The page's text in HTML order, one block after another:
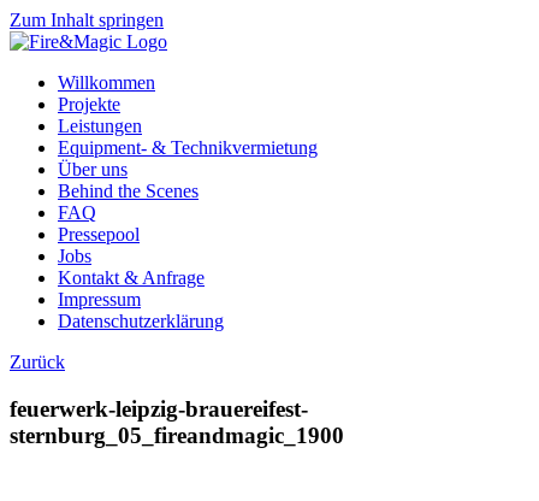
Zum Inhalt springen
Willkommen
Projekte
Leistungen
Equipment- & Technikvermietung
Über uns
Behind the Scenes
FAQ
Pressepool
Jobs
Kontakt & Anfrage
Impressum
Datenschutzerklärung
Zurück
feuerwerk-leipzig-brauereifest-
sternburg_05_fireandmagic_1900